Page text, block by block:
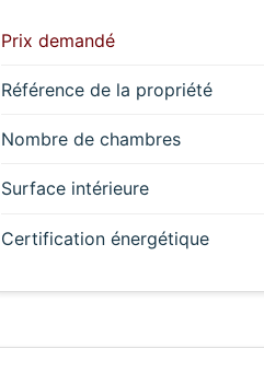
Prix demandé
Référence de la propriété
Nombre de chambres
Surface intérieure
Certification énergétique